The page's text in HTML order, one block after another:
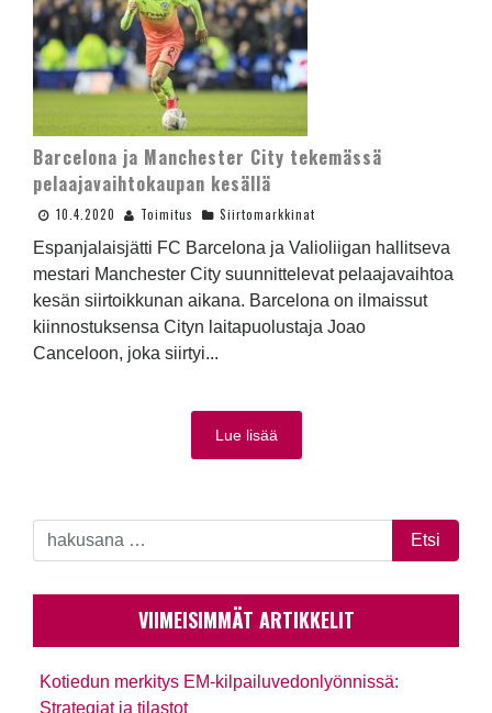
Barcelona ja Manchester City tekemässä
pelaajavaihtokaupan kesällä
10.4.2020 Toimitus Siirtomarkkinat
Espanjalaisjätti FC Barcelona ja Valioliigan hallitseva
mestari Manchester City suunnittelevat pelaajavaihtoa
kesän siirtoikkunan aikana. Barcelona on ilmaissut
kiinnostuksensa Cityn laitapuolustaja Joao
Canceloon, joka siirtyi...
Lue lisää
VIIMEISIMMÄT ARTIKKELIT
Kotiedun merkitys EM-kilpailuvedonlyönnissä:
Strategiat ja tilastot